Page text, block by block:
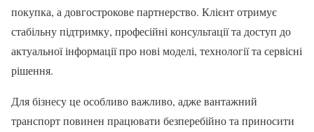
покупка, а довгострокове партнерство. Клієнт отримує
стабільну підтримку, професійні консультації та доступ до
актуальної інформації про нові моделі, технології та сервісні
рішення.
Для бізнесу це особливо важливо, адже вантажний
транспорт повинен працювати безперебійно та приносити